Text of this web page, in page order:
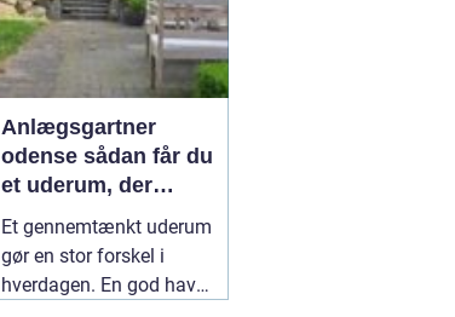
Anlægsgartner
odense sådan får du
et uderum, der
holder i mange år
Et gennemtænkt uderum
gør en stor forskel i
hverdagen. En god have